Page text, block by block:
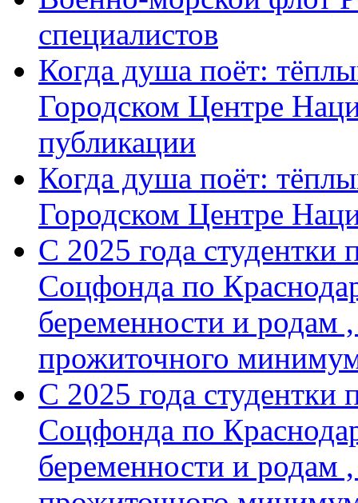
специалистов
Когда душа поёт:
Городском Центре
публикации
Когда душа поёт:
Городском Центре
С 2025 года студентки
Соцфонда по
беременности и родам
прожиточного
С 2025 года студентки
Соцфонда по
беременности и родам